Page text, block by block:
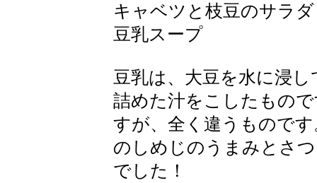
キャベツと枝豆のサラダ
豆乳スープ
豆乳は、大豆を水に浸
詰めた汁をこしたもの
すが、全く違うもので
のしめじのうまみとさ
でした！